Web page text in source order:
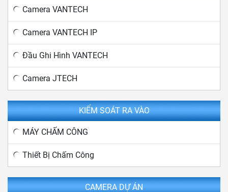
Camera VANTECH
Camera VANTECH IP
Đầu Ghi Hình VANTECH
Camera JTECH
KIỂM SOÁT RA VÀO
MÁY CHẤM CÔNG
Thiết Bị Chấm Công
CAMERA DỰ ÁN